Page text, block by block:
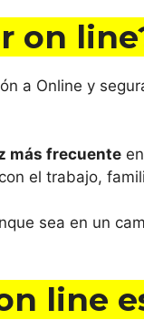
on line
a Online y
más frecuente
el trabajo,
sea en un
line